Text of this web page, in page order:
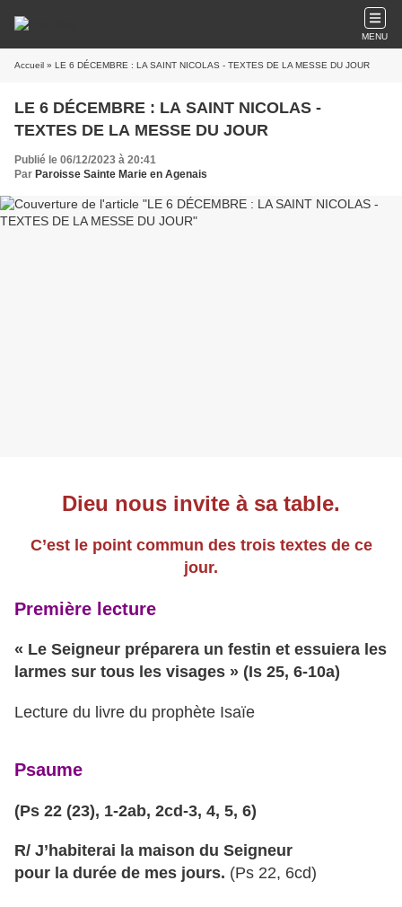
MENU
Accueil » LE 6 DÉCEMBRE : LA SAINT NICOLAS - TEXTES DE LA MESSE DU JOUR
LE 6 DÉCEMBRE : LA SAINT NICOLAS -
TEXTES DE LA MESSE DU JOUR
Publié le 06/12/2023 à 20:41
Par Paroisse Sainte Marie en Agenais
Dieu nous invite à sa table.
C’est le point commun des trois textes de ce
jour.
Première lecture
« Le Seigneur préparera un festin et essuiera les
larmes sur tous les visages » (Is 25, 6-10a)
Lecture du livre du prophète Isaïe
Psaume
(Ps 22 (23), 1-2ab, 2cd-3, 4, 5, 6)
R/ J’habiterai la maison du Seigneur
pour la durée de mes jours. (Ps 22, 6cd)